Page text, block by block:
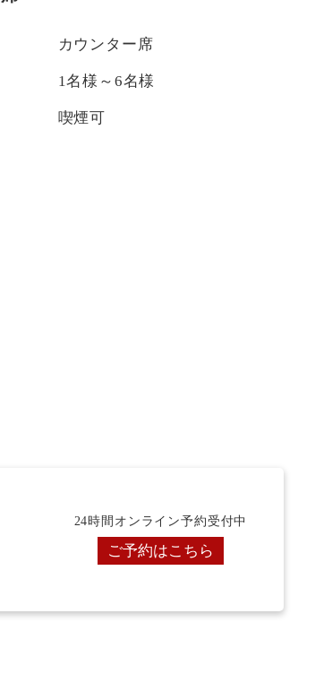
カウンター席
1名様～6名様
喫煙可
24時間オンライン予約受付中
ご予約はこちら